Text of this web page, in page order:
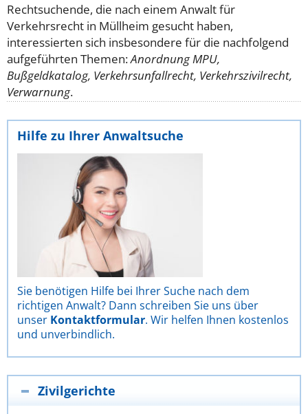
Rechtsuchende, die nach einem Anwalt für
Verkehrsrecht in Müllheim gesucht haben,
interessierten sich insbesondere für die nachfolgend
aufgeführten Themen:Anordnung MPU,
Bußgeldkatalog, Verkehrsunfallrecht, Verkehrszivilrecht,
Verwarnung.
Hilfe zu Ihrer Anwaltsuche
Sie benötigen Hilfe bei Ihrer Suche nach dem
richtigen Anwalt? Dann schreiben Sie uns über
unser Kontaktformular. Wir helfen Ihnen kostenlos
und unverbindlich.
Zivilgerichte